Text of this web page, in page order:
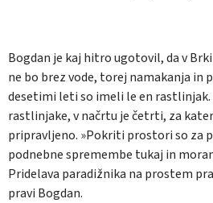
Bogdan je kaj hitro ugotovil, da v
ne bo brez vode, torej namakanja in
desetimi leti so imeli le en
rastlinjake, v načrtu je četrti, za
pripravljeno. »Pokriti prostori so za
podnebne spremembe tukaj in
Pridelava paradižnika na prostem
pravi Bogdan.